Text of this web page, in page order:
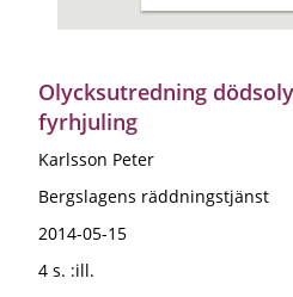
Olycksutredning
fyrhjuling
Karlsson Peter
Bergslagens räddningstjänst
2014-05-15
4 s. :ill.